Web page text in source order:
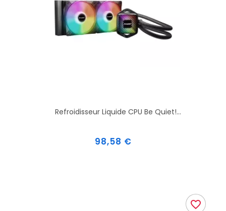
Refroidisseur Liquide CPU Be Quiet!...
Prix
98,58 €
favorite_border